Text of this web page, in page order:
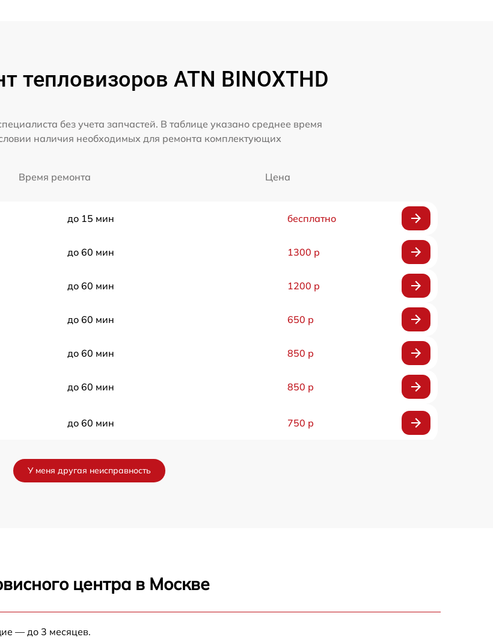
тепловизоров ATN BINOXTHD
без учета запчастей. В таблице указано среднее время
наличия необходимых для ремонта комплектующих
Время ремонта Цена
до 15 мин бесплатно
до 60 мин 1300 р
до 60 мин 1200 р
до 60 мин 650 р
до 60 мин 850 р
до 60 мин 850 р
до 60 мин 750 р
до 60 мин
до 60 мин
до 60 мин
У меня другая неисправность
центра в Москве
— до 3 месяцев.